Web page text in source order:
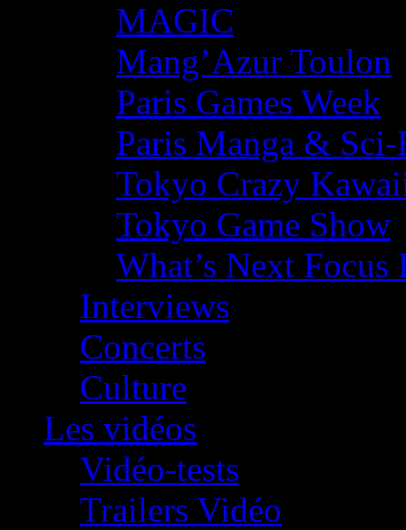
MAGIC
Mang’Azur Toulon
Paris Games Week
Paris Manga &
Tokyo Crazy
Tokyo Game Show
What’s Next
Interviews
Concerts
Culture
Les vidéos
Vidéo-tests
Trailers Vidéo